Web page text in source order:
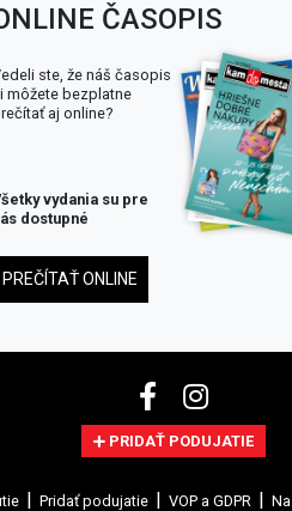
ČASOPIS
ste, že náš časopis
môžete bezplatne
aj online?
vydania su pre
dostupné
PREČÍTAŤ ONLINE
PRIDAŤ PODUJATIE
Pridať podujatie VOP a GDPR